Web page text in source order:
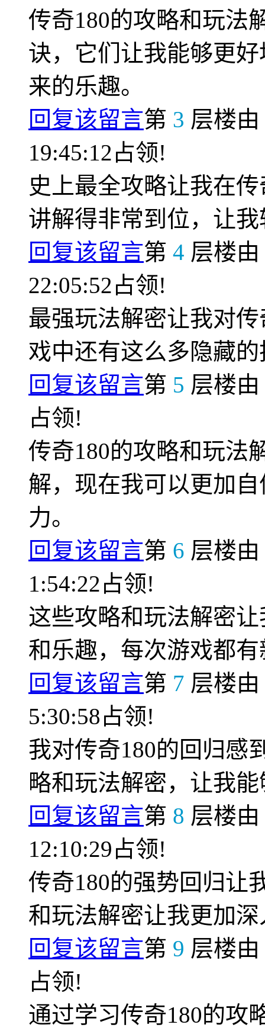
传奇180的攻略和玩法
诀，它们让我能够更
来的乐趣。
回复该留言第 3 层楼由
19:45:12占领!
史上最全攻略让我在
讲解得非常到位，让
回复该留言第 4 层楼由
22:05:52占领!
最强玩法解密让我对
戏中还有这么多隐藏
回复该留言第 5 层楼由
占领!
传奇180的攻略和玩法
解，现在我可以更加
力。
回复该留言第 6 层楼由
1:54:22占领!
这些攻略和玩法解密
和乐趣，每次游戏都
回复该留言第 7 层楼由
5:30:58占领!
我对传奇180的回归感
略和玩法解密，让我
回复该留言第 8 层楼由
12:10:29占领!
传奇180的强势回归让
和玩法解密让我更加
回复该留言第 9 层楼由
占领!
通过学习传奇180的攻